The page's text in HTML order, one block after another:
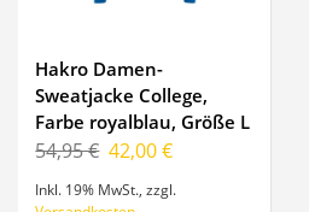
Hakro Damen-
Sweatjacke College,
Farbe royalblau, Größe L
54,95 € 42,00 €
Inkl. 19% MwSt. ,zzgl.